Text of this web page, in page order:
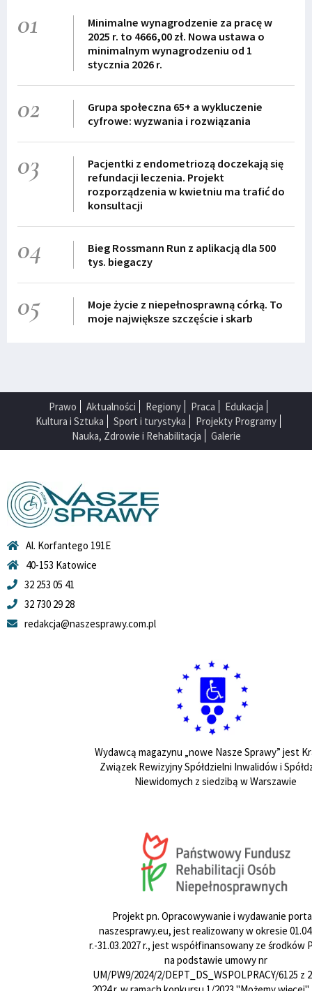
01
Minimalne wynagrodzenie za pracę w
2025 r. to 4666,00 zł. Nowa ustawa o
minimalnym wynagrodzeniu od 1
stycznia 2026 r.
02
Grupa społeczna 65+ a wykluczenie
cyfrowe: wyzwania i rozwiązania
03
Pacjentki z endometriozą doczekają się
refundacji leczenia. Projekt
rozporządzenia w kwietniu ma trafić do
konsultacji
04
Bieg Rossmann Run z aplikacją dla 500
tys. biegaczy
05
Moje życie z niepełnosprawną córką. To
moje największe szczęście i skarb
Prawo Aktualności Regiony Praca
Edukacja
Kultura i Sztuka
Sport i turystyka
Projekty Programy
Nauka, Zdrowie i Rehabilitacja
Galerie
Al. Korfantego 191E
40-153 Katowice
32 253 05 41
32 730 29 28
redakcja@naszesprawy.com.pl
Wydawcą magazynu „nowe Nasze Sprawy” jest
Związek Rewizyjny Spółdzielni Inwalidów i
Niewidomych z siedzibą w Warszawie
Projekt pn. Opracowywanie i wydawanie
naszesprawy.eu, jest realizowany w okresie
r.-31.03.2027 r., jest współfinansowany ze środków
na podstawie umowy nr
UM/PW9/2024/2/DEPT_DS_WSPOLPRACY/6125 z